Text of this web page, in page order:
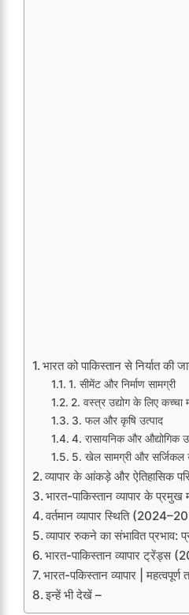
भारत को पाकिस्तान से निर्यात की
1. सीमेंट और निर्माण सामग्री
2. वस्त्र उद्योग के लिए कच्चा
3. फल और कृषि उत्पाद
4. रासायनिक और औद्योगिक
5. खेल सामग्री और
व्यापार के आंकड़े और ऐतिहासिक
भारत-पाकिस्तान व्यापार के प्रमुख
वर्तमान व्यापार स्थिति
व्यापार रुकने का संभावित प्रभाव:
भारत-पाकिस्तान व्यापार
भारत-पकिस्तान व्यापार |
इन्हें भी देखें –